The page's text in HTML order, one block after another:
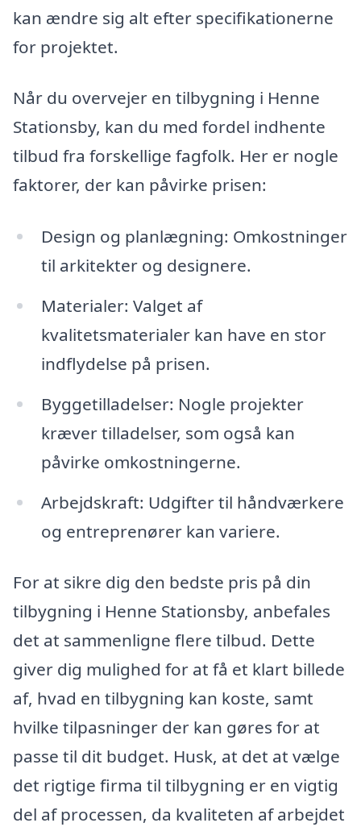
kan ændre sig alt efter specifikationerne
for projektet.
Når du overvejer en tilbygning i Henne
Stationsby, kan du med fordel indhente
tilbud fra forskellige fagfolk. Her er nogle
faktorer, der kan påvirke prisen:
Design og planlægning: Omkostninger
til arkitekter og designere.
Materialer: Valget af
kvalitetsmaterialer kan have en stor
indflydelse på prisen.
Byggetilladelser: Nogle projekter
kræver tilladelser, som også kan
påvirke omkostningerne.
Arbejdskraft: Udgifter til håndværkere
og entreprenører kan variere.
For at sikre dig den bedste pris på din
tilbygning i Henne Stationsby, anbefales
det at sammenligne flere tilbud. Dette
giver dig mulighed for at få et klart billede
af, hvad en tilbygning kan koste, samt
hvilke tilpasninger der kan gøres for at
passe til dit budget. Husk, at det at vælge
det rigtige firma til tilbygning er en vigtig
del af processen, da kvaliteten af arbejdet